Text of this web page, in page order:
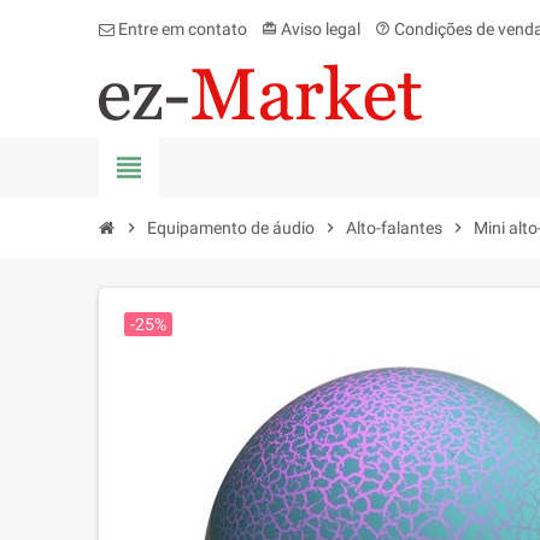
Entre em contato card_giftcard Aviso legal help_outline Condições de
view_headline
chevron_right Equipamento de áudio chevron_right Alto-falantes chevron_right Mini
-25%